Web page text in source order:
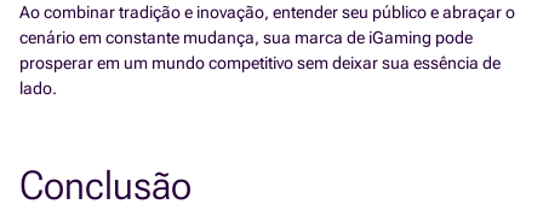
Ao combinar tradição e inovação, entender seu público e abraçar o
cenário em constante mudança, sua marca de iGaming pode
prosperar em um mundo competitivo sem deixar sua essência de
lado.
Conclusão